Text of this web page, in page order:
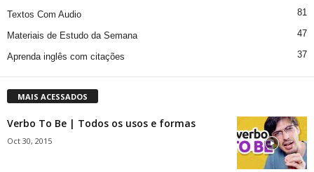
Textos Com Audio 81
Materiais de Estudo da Semana 47
Aprenda inglês com citações 37
MAIS ACESSADOS
Verbo To Be | Todos os usos e formas
Oct 30, 2015